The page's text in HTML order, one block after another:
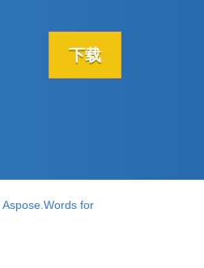
下载
Aspose.Words for